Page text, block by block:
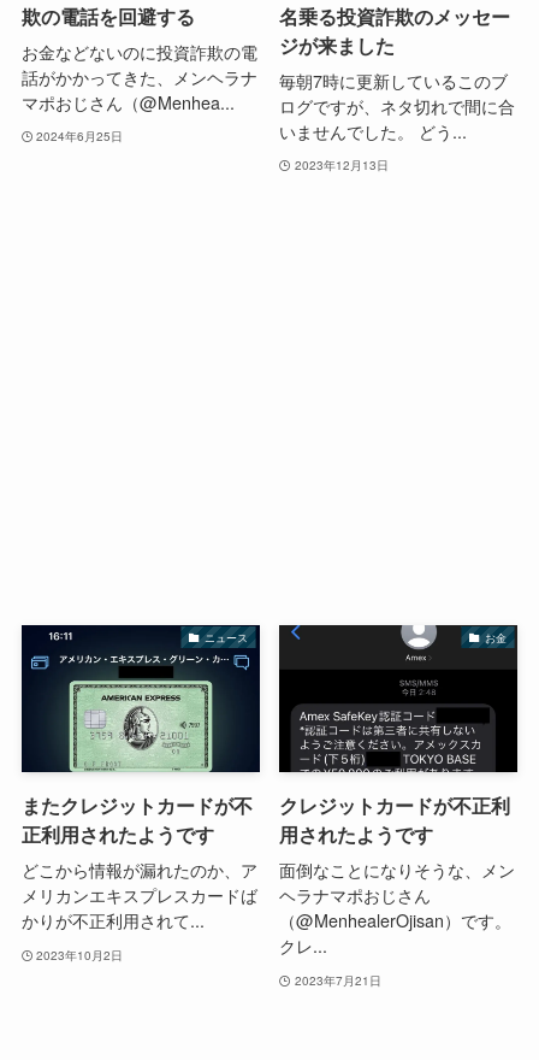
欺の電話を回避する
お金などないのに投資詐欺の電
話がかかってきた、メンヘラナ
マポおじさん（@Menhea...
2024年6月25日
名乗る投資詐欺のメッセー
ジが来ました
毎朝7時に更新しているこのブ
ログですが、ネタ切れで間に合
いませんでした。 どう...
2023年12月13日
ニュース
またクレジットカードが不
正利用されたようです
どこから情報が漏れたのか、ア
メリカンエキスプレスカードば
かりが不正利用されて...
2023年10月2日
お金
クレジットカードが不正利
用されたようです
面倒なことになりそうな、メン
ヘラナマポおじさん
（@MenhealerOjisan）です。
クレ...
2023年7月21日